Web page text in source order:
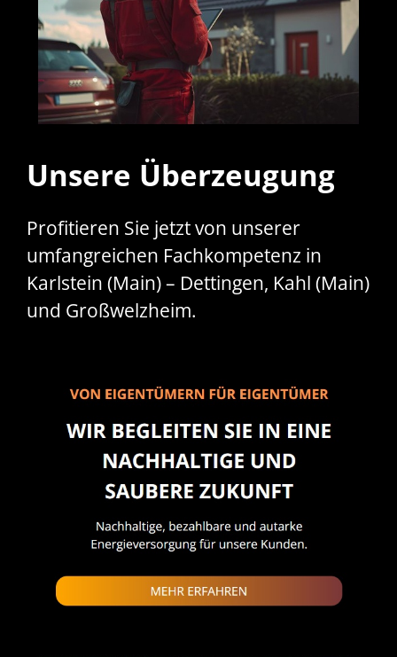
Unsere Überzeugung
Profitieren Sie jetzt von unserer
umfangreichen Fachkompetenz in
Karlstein (Main) – Dettingen, Kahl (Main)
und Großwelzheim.